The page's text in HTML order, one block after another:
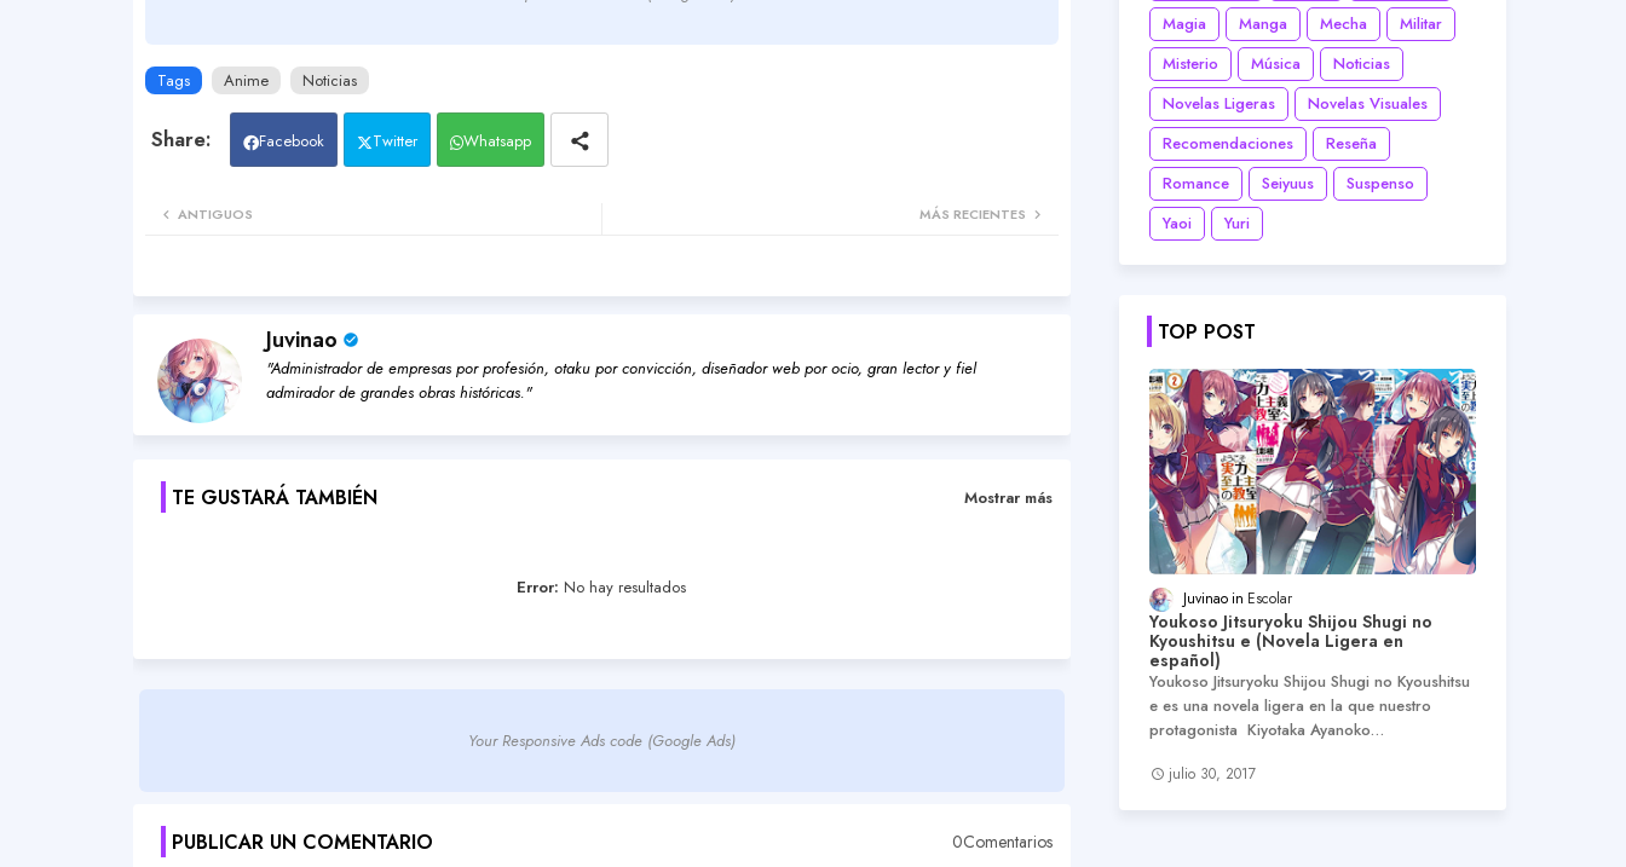
Tags Anime Noticias
Facebook Twitter Whatsapp
MÁS RECIENTES
ANTIGUOS
Juvinao
"Administrador de empresas por profesión, otaku por convicción, diseñador web por ocio, gran lector y fiel
admirador de grandes obras históricas."
TE GUSTARÁ TAMBIÉN Mostrar más
Error: No hay resultados
Your Responsive Ads code (Google Ads)
PUBLICAR UN COMENTARIO 0Comentarios
Magia
Manga Mecha
Militar
Misterio
Música
Noticias
Novelas Ligeras
Novelas Visuales
Recomendaciones
Reseña
Romance
Seiyuus
Suspenso
Yaoi
Yuri
TOP POST
Juvinao Escolar
Youkoso Jitsuryoku Shijou Shugi no
Kyoushitsu e (Novela Ligera en
español)
Youkoso Jitsuryoku Shijou Shugi no Kyoushitsu
e es una novela ligera en la que nuestro
protagonista Kiyotaka Ayanoko…
julio 30, 2017